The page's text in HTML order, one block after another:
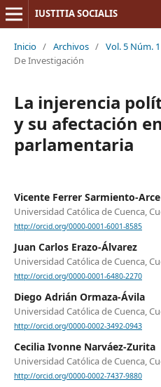
IUSTITIA SOCIALIS
Inicio / Archivos / Vol. 5 Núm.
De Investigación
La injerencia
y su afectación
parlamentaria
Vicente Ferrer Sarmiento-Arce
Universidad Católica de Cuenca,
http://orcid.org/0000-0001-6001-8585
Juan Carlos Erazo-Álvarez
Universidad Católica de Cuenca,
http://orcid.org/0000-0001-6480-2270
Diego Adrián Ormaza-Ávila
Universidad Católica de Cuenca,
http://orcid.org/0000-0002-3492-0943
Cecilia Ivonne Narváez-Zurita
Universidad Católica de Cuenca,
http://orcid.org/0000-0002-7437-9880